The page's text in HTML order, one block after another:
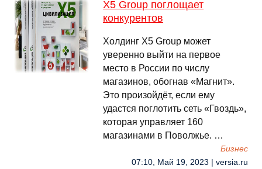
X5 Group поглощает
конкурентов
Холдинг X5 Group может
уверенно выйти на первое
место в России по числу
магазинов, обогнав «Магнит».
Это произойдёт, если ему
удастся поглотить сеть «Гвоздь»,
которая управляет 160
магазинами в Поволжье. …
Бизнес
07:10, Май 19, 2023 | versia.ru